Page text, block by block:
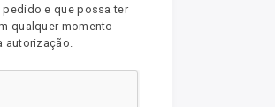
e que possa ter
qualquer momento
autorização.